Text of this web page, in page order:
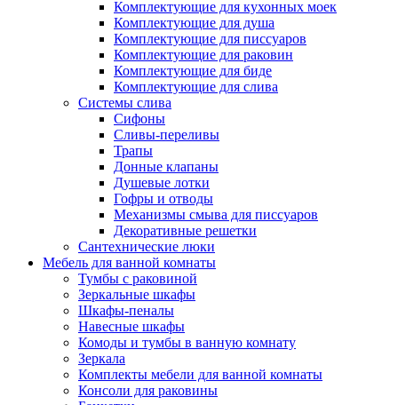
Комплектующие для кухонных моек
Комплектующие для душа
Комплектующие для писсуаров
Комплектующие для раковин
Комплектующие для биде
Комплектующие для слива
Системы слива
Сифоны
Сливы-переливы
Трапы
Донные клапаны
Душевые лотки
Гофры и отводы
Механизмы смыва для писсуаров
Декоративные решетки
Сантехнические люки
Мебель для ванной комнаты
Тумбы с раковиной
Зеркальные шкафы
Шкафы-пеналы
Навесные шкафы
Комоды и тумбы в ванную комнату
Зеркала
Комплекты мебели для ванной комнаты
Консоли для раковины